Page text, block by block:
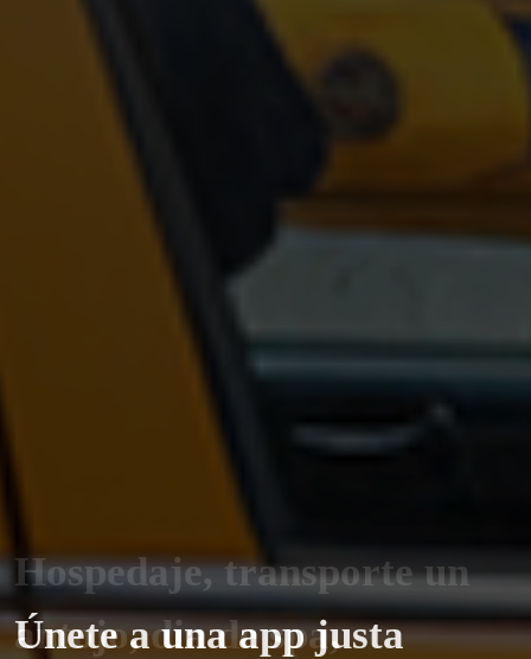
Hospedaje, transporte un
antojo, dia de spa,